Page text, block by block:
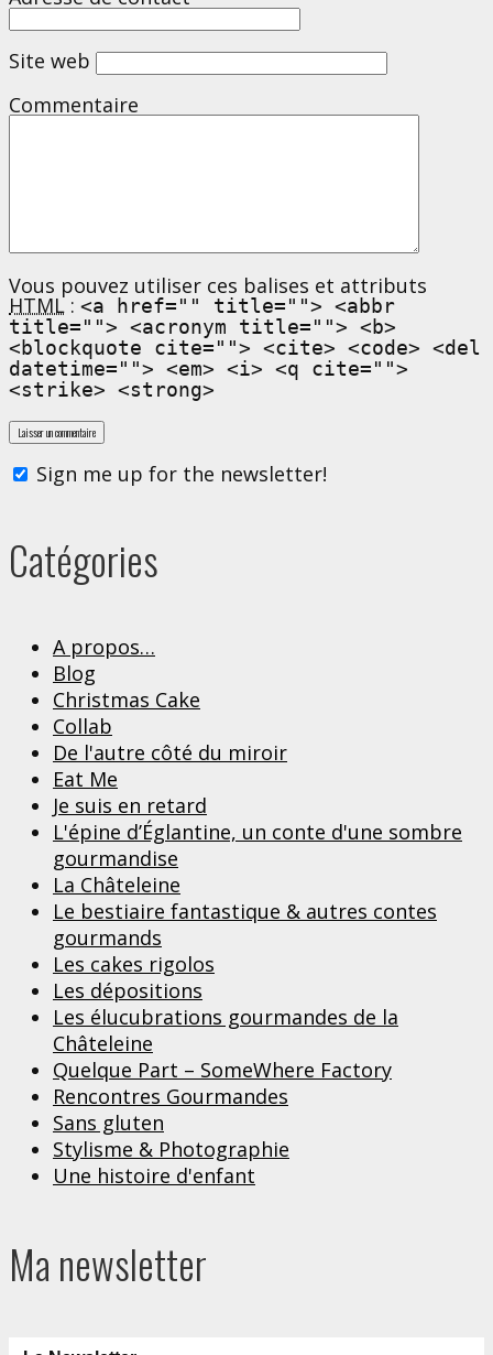
Site web
Commentaire
Vous pouvez utiliser ces balises et attributs
HTML : <a href="" title=""> <abbr
title=""> <acronym title=""> <b>
<blockquote cite=""> <cite> <code> <del
datetime=""> <em> <i> <q cite="">
<strike> <strong>
Sign me up for the newsletter!
Catégories
A propos…
Blog
Christmas Cake
Collab
De l'autre côté du miroir
Eat Me
Je suis en retard
L'épine d’Églantine, un conte d'une sombre
gourmandise
La Châteleine
Le bestiaire fantastique & autres contes
gourmands
Les cakes rigolos
Les dépositions
Les élucubrations gourmandes de la
Châteleine
Quelque Part – SomeWhere Factory
Rencontres Gourmandes
Sans gluten
Stylisme & Photographie
Une histoire d'enfant
Ma newsletter